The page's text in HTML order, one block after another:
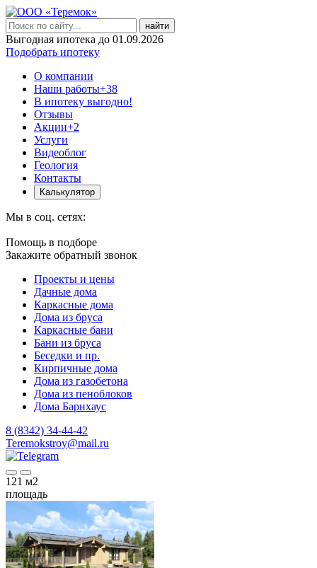
найти
Выгодная ипотека до 01.09.2026
Подобрать ипотеку
О компании
Наши работы+38
В ипотеку выгодно!
Отзывы
Акции+2
Услуги
Видеоблог
Геология
Контакты
Калькулятор
Мы в соц. сетях:
Помощь в подборе
Закажите обратный звонок
Проекты и цены
Дачные дома
Каркасные дома
Дома из бруса
Каркасные бани
Бани из бруса
Беседки и пр.
Кирпичные дома
Дома из газобетона
Дома из пеноблоков
Дома Барнхаус
8 (8342) 34-44-42
Teremokstroy@mail.ru
121 м2
площадь